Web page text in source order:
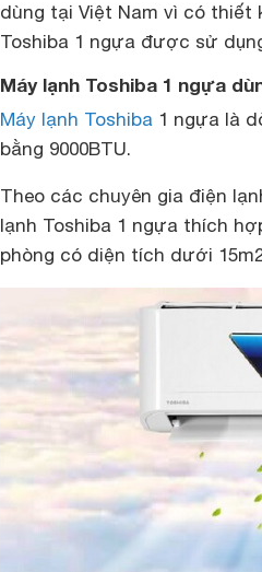
dùng tại Việt Nam vì có
Toshiba 1 ngựa được sử
Máy lạnh Toshiba 1 ngựa
Máy lạnh Toshiba 1 ngựa là
bằng 9000BTU.
Theo các chuyên gia điện
lạnh Toshiba 1 ngựa thích
phòng có diện tích dưới